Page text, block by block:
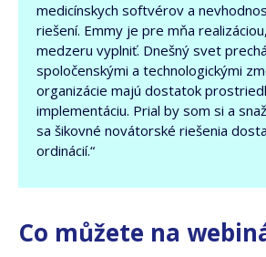
Co můžete na
medicínskych softvérov a
riešení. Emmy je pre mňa
medzeru vyplniť. Dnešný svet
spoločenskými a technologickými
organizácie majú dostatok
implementáciu. Prial by som si a
sa šikovné novátorské riešenia
ordinácií.“